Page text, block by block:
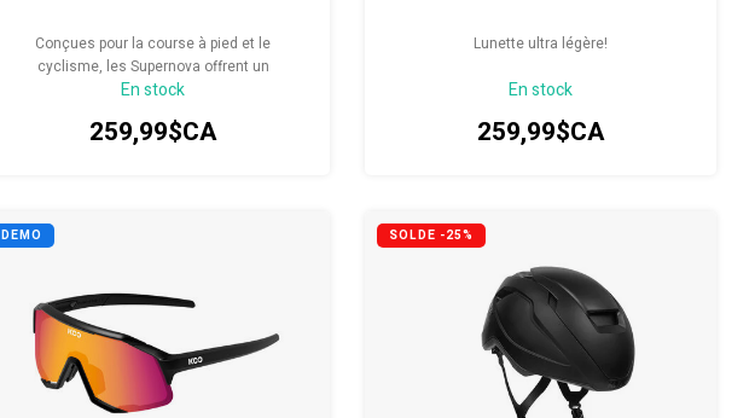
Conçues pour la course à pied et le
cyclisme, les Supernova offrent un
ajustement enveloppant sans monture qui
En stock
259,99$CA
Lunette ultra légère!
En stock
259,99$CA
DEMO SOLDE -25%